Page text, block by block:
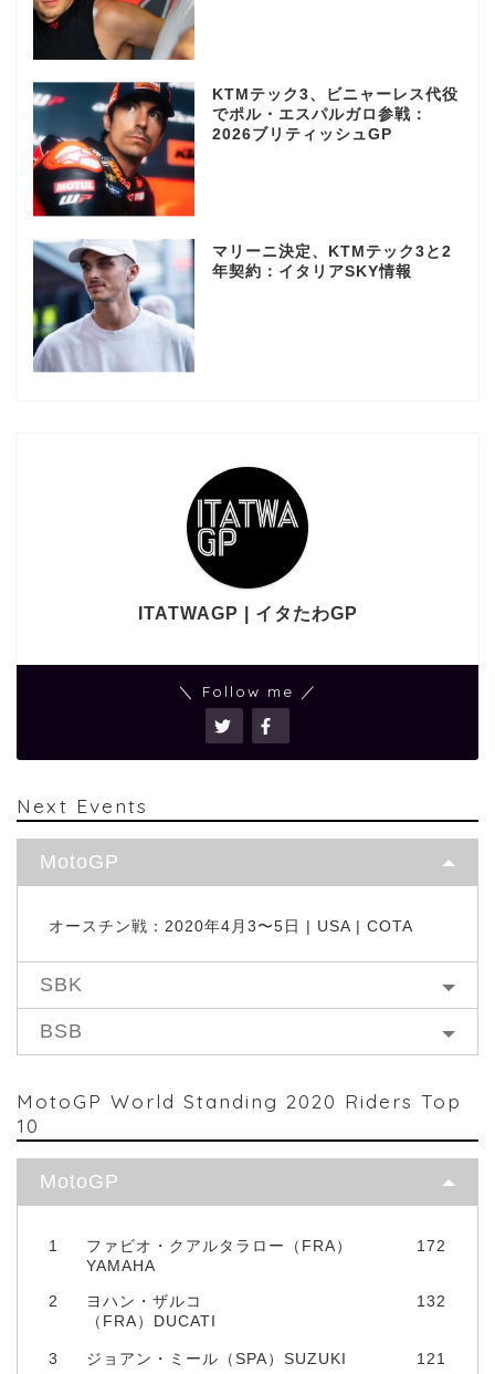
KTMテック3、ビニャーレス代役
でポル・エスパルガロ参戦：
2026ブリティッシュGP
マリーニ決定、KTMテック3と2
年契約：イタリアSKY情報
ITATWAGP | イタたわGP
＼ Follow me ／
Next Events
MotoGP
オースチン戦：2020年4月3〜5日 | USA | COTA
SBK
BSB
MotoGP World Standing 2020 Riders Top
10
MotoGP
1
ファビオ・クアルタラロー（FRA）
YAMAHA
172
2
ヨハン・ザルコ
（FRA）DUCATI
132
3 ジョアン・ミール（SPA）SUZUKI 121